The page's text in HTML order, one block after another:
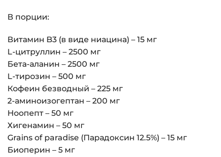
В порции:
Витамин B3 (в виде ниацина) – 15 мг
L-цитруллин – 2500 мг
Бета-аланин – 2500 мг
L-тирозин – 500 мг
Кофеин безводный – 225 мг
2-аминоизогептан – 200 мг
Ноопепт – 50 мг
Хигенамин – 50 мг
Grains of paradise (Парадоксин 12.5%) – 15 мг
Биоперин – 5 мг